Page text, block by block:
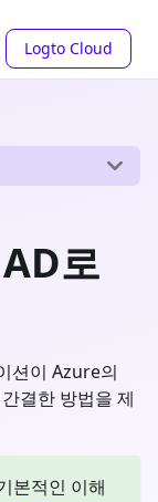
Logto Cloud
로
션이 Azure의
결한 방법을 제
본적인 이해